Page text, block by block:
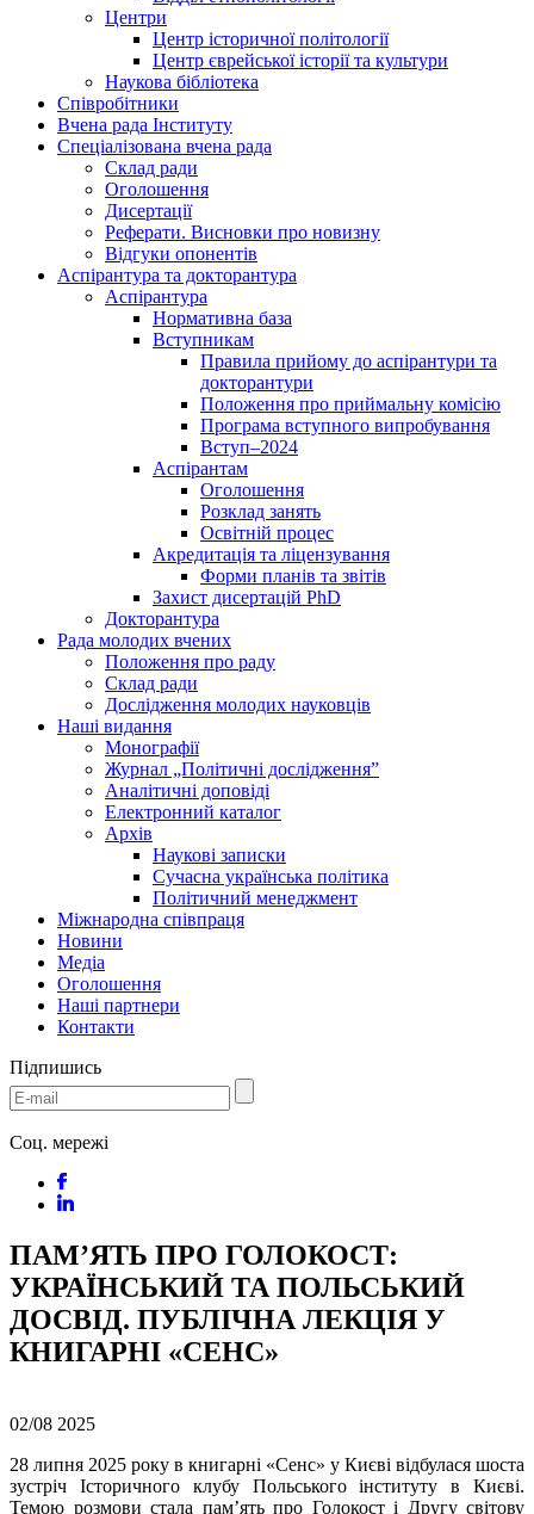
Центри
Центр історичної політології
Центр єврейської історії та культури
Наукова бібліотека
Співробітники
Вчена рада Інституту
Спеціалізована вчена рада
Склад ради
Оголошення
Дисертації
Реферати. Висновки про новизну
Відгуки опонентів
Аспірантура та докторантура
Аспірантура
Нормативна база
Вступникам
Правила прийому до аспірантури та
докторантури
Положення про приймальну комісію
Програма вступного випробування
Вступ–2024
Аспірантам
Оголошення
Розклад занять
Освітній процес
Акредитація та ліцензування
Форми планів та звітів
Захист дисертацій PhD
Докторантура
Рада молодих вчених
Положення про раду
Склад ради
Дослідження молодих науковців
Наші видання
Монографії
Журнал „Політичні дослідження”
Аналітичні доповіді
Електронний каталог
Архів
Наукові записки
Сучасна українська політика
Політичний менеджмент
Міжнародна співпраця
Новини
Медіa
Оголошення
Наші партнери
Контакти
Підпишись
Соц. мережі
ПАМ’ЯТЬ ПРО ГОЛОКОСТ:
УКРАЇНСЬКИЙ ТА ПОЛЬСЬКИЙ
ДОСВІД. ПУБЛІЧНА ЛЕКЦІЯ У
КНИГАРНІ «СЕНС»
02/08 2025
28 липня 2025 року в книгарні «Сенс» у Києві відбулася шоста
зустріч Історичного клубу Польського інституту в Києві.
Темою розмови стала пам’ять про Голокост і Другу світову